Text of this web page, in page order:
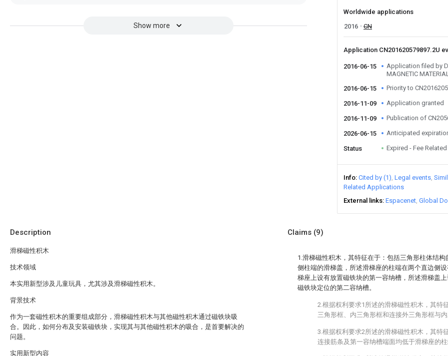
Show more
Worldwide applications
2016
CN
Application CN201620579897.2U
2016-06-15
Application filed by
MAGNETIC
2016-06-15
Priority to
2016-11-09 Application granted
2016-11-09 Publication of
2026-06-15 Anticipated
Status Expired - Fee Related
Info Cited by (1) Legal events
Related Applications
External links Espacenet Global
Description
滑梯磁性积木
技术领域
本实用新型涉及儿童玩具，尤其涉及滑梯磁性积木。
背景技术
作为一套磁性积木的重要组成部分，滑梯磁性积木与其他磁性积木通过磁铁块吸
合。因此，如何分布及安装磁铁块，实现其与其他磁性积木的吸合，是首要解决的
问题。
实用新型内容
Claims (9)
1.滑梯磁性积木，其特征在于：包括三角形柱体结
侧柱端的滑梯盖，所述滑梯座的柱端在两个直边侧
梯座上设有放置磁铁块的第一容纳槽，所述滑梯盖
磁铁块定位的第二容纳槽。
2.根据权利要求1所述的滑梯磁性积木，其特
三角形框、内三角形框和连接外三角形框与内
3.根据权利要求2所述的滑梯磁性积木，其特
连接筋条及第一容纳槽端面均低于滑梯座的柱